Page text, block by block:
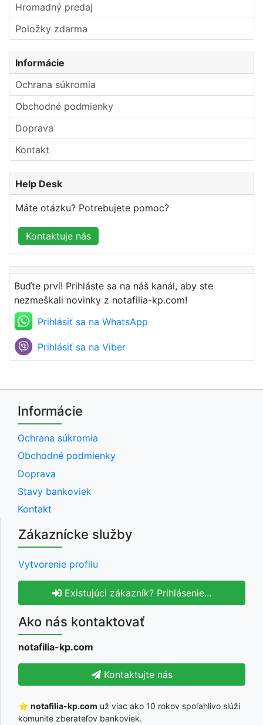
Hromadný predaj
Položky zdarma
Informácie
Ochrana súkromia
Obchodné podmienky
Doprava
Kontakt
Help Desk
Máte otázku? Potrebujete pomoc?
Kontaktuje nás
Buďte prví! Prihláste sa na náš kanál, aby ste
nezmeškali novinky z notafilia-kp.com!
Prihlásiť sa na WhatsApp
Prihlásiť sa na Viber
Informácie
Ochrana súkromia
Obchodné podmienky
Doprava
Stavy bankoviek
Kontakt
Zákaznícke služby
Vytvorenie profilu
Existujúci zákazník? Prihlásenie...
Ako nás kontaktovať
notafilia-kp.com
Kontaktujte nás
⭐ notafilia-kp.com už viac ako 10 rokov spoľahlivo slúži
komunite zberateľov bankoviek.